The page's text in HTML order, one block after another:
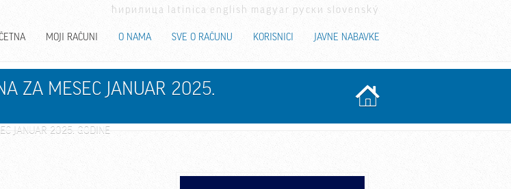
ћирилица latinica english magyar руски slovenský
MOJI RAČUNI O NAMA SVE O RAČUNU KORISNICI JAVNE NABAVKE
ZA MESEC JANUAR 2025.
JANUAR 2025. GODINE